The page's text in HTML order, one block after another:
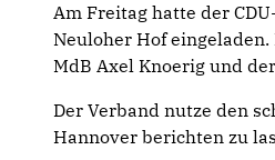
Am Freitag hatte der
Neuloher Hof
MdB Axel Knoerig und
Der Verband nutze den
Hannover berichten zu